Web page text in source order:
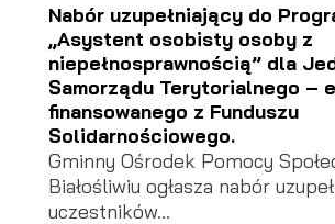
Nabór uzupełniający do
„Asystent osobisty osoby z
niepełnosprawnością” dla
Samorządu Terytorialnego –
finansowanego z Funduszu
Solidarnościowego.
Gminny Ośrodek Pomocy
Białośliwiu ogłasza nabór
uczestników...